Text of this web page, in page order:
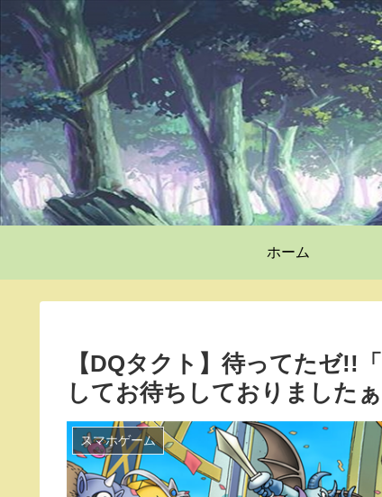
ホーム
【DQタクト】待ってたゼ!!
してお待ちしておりましたぁ
スマホゲーム